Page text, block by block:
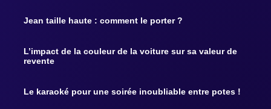
Jean taille haute : comment le porter ?
L’impact de la couleur de la voiture sur sa valeur de
revente
Le karaoké pour une soirée inoubliable entre potes !